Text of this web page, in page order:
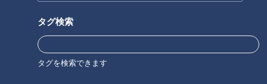
タグ検索
タグを検索できます
「サンデードラゴンズ」より高橋宏斗投手(C)CBCテレビ
開幕ローテーション入りこそ逃したものの、高橋宏斗は安定し